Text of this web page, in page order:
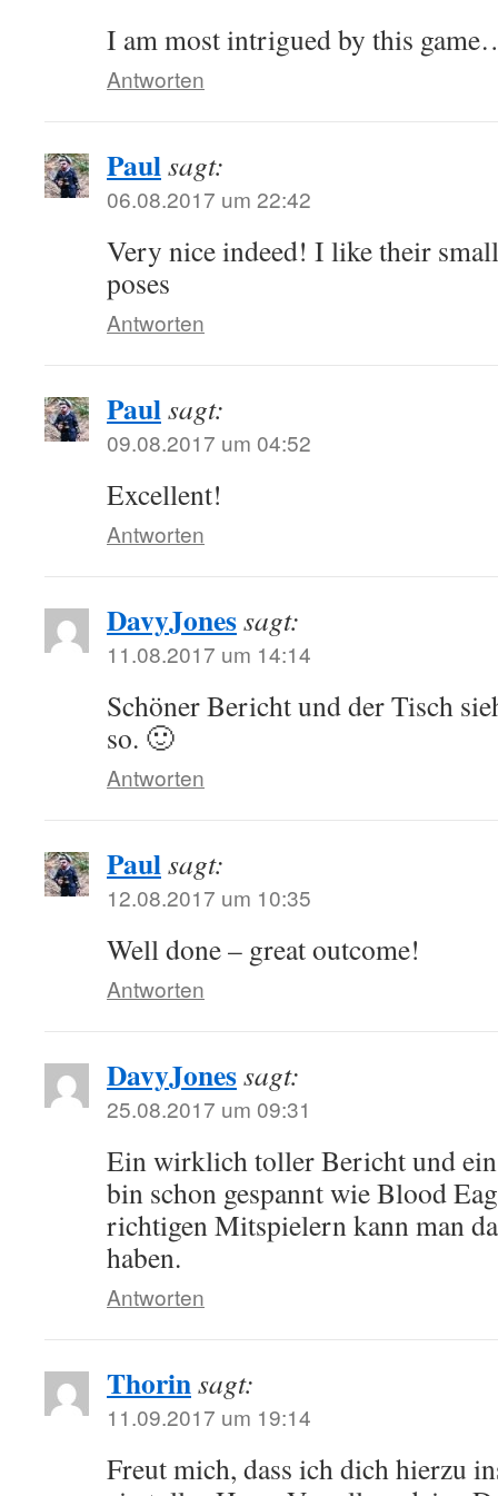
I am most intrigued by this
Antworten
Paulsagt:
06.08.2017 um 22:42
Very nice indeed! I like their
poses
Antworten
Paulsagt:
09.08.2017 um 04:52
Excellent!
Antworten
DavyJonessagt:
11.08.2017 um 14:14
Schöner Bericht und der Tisch
so. 🙂
Antworten
Paulsagt:
12.08.2017 um 10:35
Well done – great outcome!
Antworten
DavyJonessagt:
25.08.2017 um 09:31
Ein wirklich toller Bericht und
bin schon gespannt wie Blood
richtigen Mitspielern kann man
haben.
Antworten
Thorinsagt:
11.09.2017 um 19:14
Freut mich, dass ich dich hierzu